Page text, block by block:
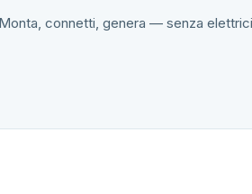
connetti, genera — senza